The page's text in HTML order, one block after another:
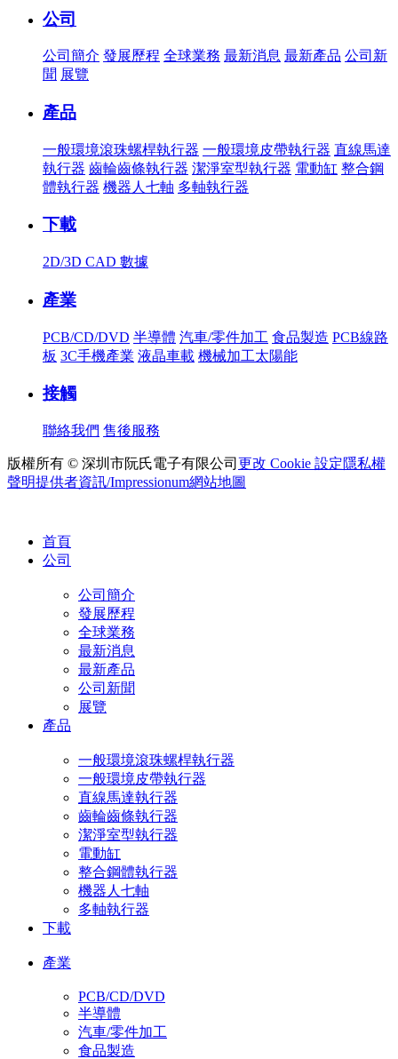
公司
公司簡介 發展歷程 全球業務 最新消息 最新產品 公司新
聞 展覽
產品
一般環境滾珠螺桿執行器 一般環境皮帶執行器 直線馬達
執行器 齒輪齒條執行器 潔淨室型執行器 電動缸 整合鋼
體執行器 機器人七軸 多軸執行器
下載
2D/3D CAD 數據
產業
PCB/CD/DVD 半導體 汽車/零件加工 食品製造 PCB線路
板 3C手機產業 液晶車載 機械加工太陽能
接觸
聯絡我們 售後服務
版權所有 © 深圳市阮氏電子有限公司 更改 Cookie 設定隱私權
聲明提供者資訊/Impressionum網站地圖
首頁
公司
公司簡介
發展歷程
全球業務
最新消息
最新產品
公司新聞
展覽
產品
一般環境滾珠螺桿執行器
一般環境皮帶執行器
直線馬達執行器
齒輪齒條執行器
潔淨室型執行器
電動缸
整合鋼體執行器
機器人七軸
多軸執行器
下載
產業
PCB/CD/DVD
半導體
汽車/零件加工
食品製造